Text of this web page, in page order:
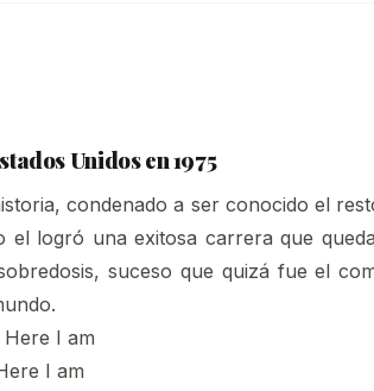
Unidos en 1975
condenado a ser conocido el
logró una exitosa carrera que
suceso que quizá fue el
Here I am
I am